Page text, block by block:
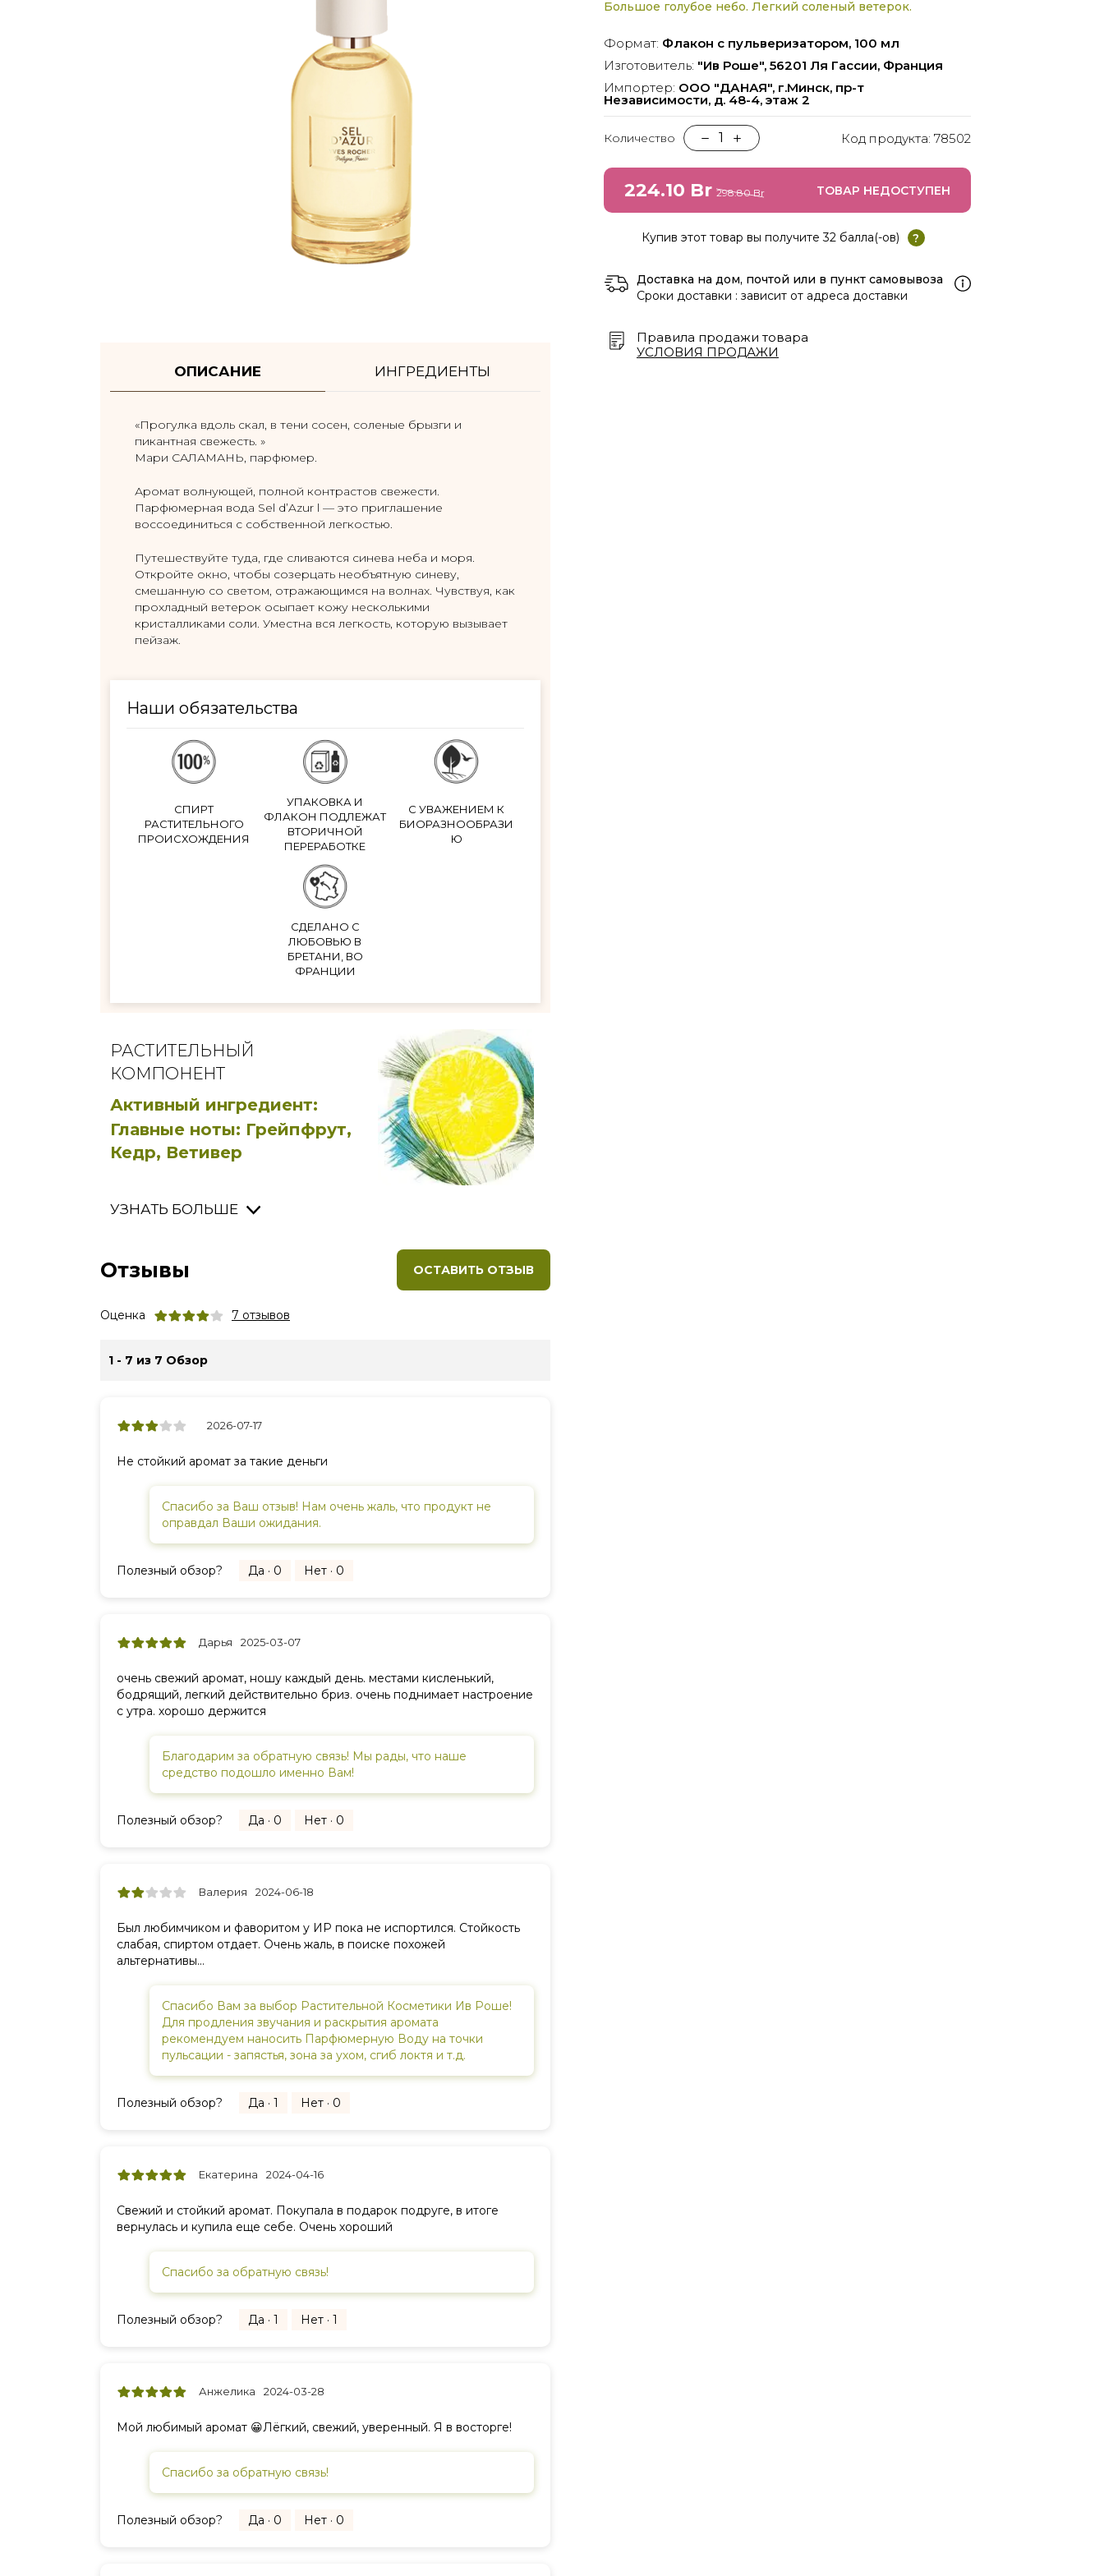
ОПИСАНИЕ ИНГРЕДИЕНТЫ
«Прогулка вдоль скал, в тени сосен, соленые брызги и
пикантная свежесть. »
Мари САЛАМАНЬ, парфюмер.
Аромат волнующей, полной контрастов свежести.
Парфюмерная вода Sel d’Azur l — это приглашение
воссоединиться с собственной легкостью.
Путешествуйте туда, где сливаются синева неба и моря.
Откройте окно, чтобы созерцать необъятную синеву,
смешанную со светом, отражающимся на волнах. Чувствуя, как
прохладный ветерок осыпает кожу несколькими
кристалликами соли. Уместна вся легкость, которую вызывает
пейзаж.
Наши обязательства
СПИРТ
РАСТИТЕЛЬНОГО
ПРОИСХОЖДЕНИЯ
УПАКОВКА И
ФЛАКОН ПОДЛЕЖАТ
ВТОРИЧНОЙ
ПЕРЕРАБОТКЕ
С УВАЖЕНИЕМ К
БИОРАЗНООБРАЗИ
Ю
СДЕЛАНО С
ЛЮБОВЬЮ В
БРЕТАНИ, ВО
ФРАНЦИИ
РАСТИТЕЛЬНЫЙ
КОМПОНЕНТ
Активный ингредиент:
Главные ноты: Грейпфрут,
Кедр, Ветивер
УЗНАТЬ БОЛЬШЕ
Отзывы ОСТАВИТЬ ОТЗЫВ
Оценка 7 отзывов
1 - 7 из 7 Обзор
2026-07-17
Не стойкий аромат за такие деньги
Спасибо за Ваш отзыв! Нам очень жаль, что продукт не
оправдал Ваши ожидания.
Полезный обзор? Да · 0 Нет · 0
Дарья 2025-03-07
очень свежий аромат, ношу каждый день. местами кисленький,
бодрящий, легкий действительно бриз. очень поднимает настроение
с утра. хорошо держится
Благодарим за обратную связь! Мы рады, что наше
средство подошло именно Вам!
Полезный обзор? Да · 0 Нет · 0
Валерия 2024-06-18
Был любимчиком и фаворитом у ИР пока не испортился. Стойкость
слабая, спиртом отдает. Очень жаль, в поиске похожей
альтернативы...
Спасибо Вам за выбор Растительной Косметики Ив Роше!
Для продления звучания и раскрытия аромата
рекомендуем наносить Парфюмерную Воду на точки
пульсации - запястья, зона за ухом, сгиб локтя и т.д.
Полезный обзор? Да · 1 Нет · 0
Екатерина 2024-04-16
Свежий и стойкий аромат. Покупала в подарок подруге, в итоге
вернулась и купила еще себе. Очень хороший
Спасибо за обратную связь!
Полезный обзор? Да · 1 Нет · 1
Анжелика 2024-03-28
Мой любимый аромат 😀Лёгкий, свежий, уверенный. Я в восторге!
Спасибо за обратную связь!
Полезный обзор? Да · 0 Нет · 0
Большое голубое небо. Легкий соленый ветерок.
Формат: Флакон с пульверизатором, 100 мл
Изготовитель: "Ив Роше", 56201 Ля Гассии, Франция
Импортер: ООО "ДАНАЯ", г.Минск, пр-т
Независимости, д. 48-4, этаж 2
Количество 1 Код продукта: 78502
224.10 Br 298.80 Br ТОВАР НЕДОСТУПЕН
Купив этот товар вы получите 32 балла(-ов) ?
Доставка на дом, почтой или в пункт самовывоза
Сроки доставки : зависит от адреса доставки
Правила продажи товара
УСЛОВИЯ ПРОДАЖИ
Працягнуць на беларускай мове >
Вы заўсёды можаце змяніць мову ў верхнім меню сайта.
Продолжить на русском языке